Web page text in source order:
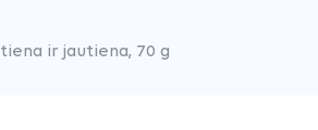
ir jautiena, 70 g